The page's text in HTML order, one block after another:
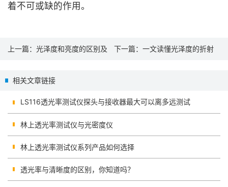
着不可或缺的作用。
上一篇： 光泽度和亮度的区别及 下一篇： 一文读懂光泽度的折射
相关文章链接
LS116透光率测试仪探头与接收器最大可以离多远测试
林上透光率测试仪与光密度仪
林上透光率测试仪系列产品如何选择
透光率与清晰度的区别，你知道吗？